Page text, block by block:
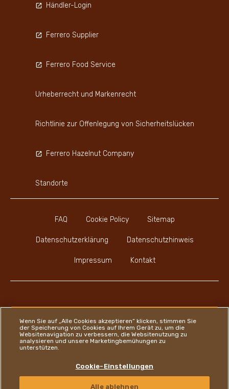
FAQ Cookie Policy Sitemap
Datenschutzerklärung Datenschutzhinweis
Impressum Kontakt
Händler-Login
Ferrero Supplier
Ferrero Food Service
Urheberrecht und Markenrecht
Richtlinie zur Offenlegung von Sicherheitslücken
Ferrero Hazelnut Company
Standorte
Youtube Channel
Instagram
LinkedIn
Wenn Sie auf „Alle Cookies akzeptieren“ klicken, stimmen Sie
der Speicherung von Cookies auf Ihrem Gerät zu, um die
Websitenavigation zu verbessern, die Websitenutzung zu
analysieren und unsere Marketingbemühungen zu
unterstützen.
Cookie-Einstellungen
Alle ablehnen